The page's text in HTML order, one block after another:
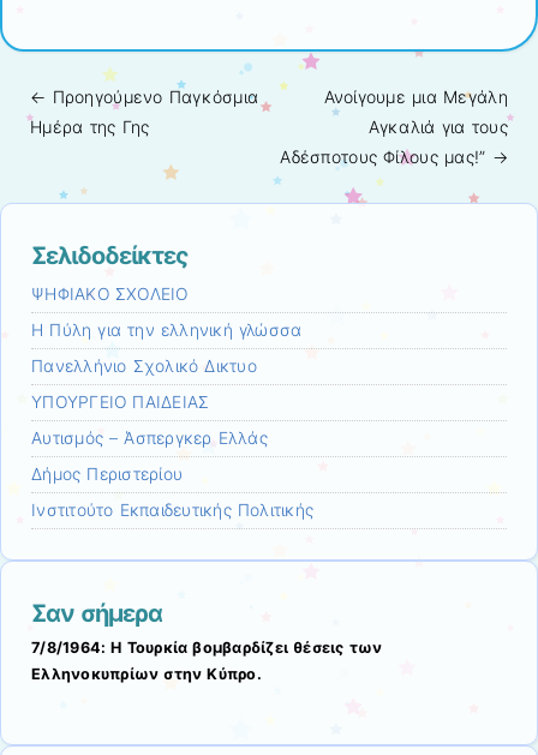
Πλοήγηση άρθρων
← Προηγούμενo Παγκόσμια
Ημέρα της Γης
Ανοίγουμε μια Μεγάλη
Αγκαλιά για τους
Αδέσποτους Φίλους μας!” →
Σελιδοδείκτες
ΨΗΦΙΑΚΟ ΣΧΟΛΕΙΟ
Η Πύλη για την ελληνική γλώσσα
Πανελλήνιο Σχολικό Δικτυο
ΥΠΟΥΡΓΕΙΟ ΠΑΙΔΕΙΑΣ
Αυτισμός – Άσπεργκερ Ελλάς
Δήμος Περιστερίου
Ινστιτούτο Εκπαιδευτικής Πολιτικής
Σαν σήμερα
7/8/1964: Η Τουρκία βομβαρδίζει θέσεις των
Ελληνοκυπρίων στην Κύπρο.